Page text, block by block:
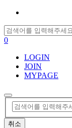
0
LOGIN
JOIN
MYPAGE
취소